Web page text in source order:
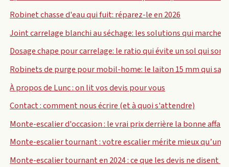
Robinet chasse d'eau qui fuit: réparez-le en 2026
Joint carrelage blanchi au séchage: les solutions qui
Dosage chape pour carrelage: le ratio qui évite un sol qui
Robinets de purge pour mobil-home: le laiton 15 mm qui
À propos de Lunc : on lit vos devis pour vous
Contact : comment nous écrire (et à quoi s'attendre)
Monte-escalier d'occasion : le vrai prix derrière la bonne
Monte-escalier tournant : votre escalier mérite mieux qu’un
Monte-escalier tournant en 2024 : ce que les devis ne disent